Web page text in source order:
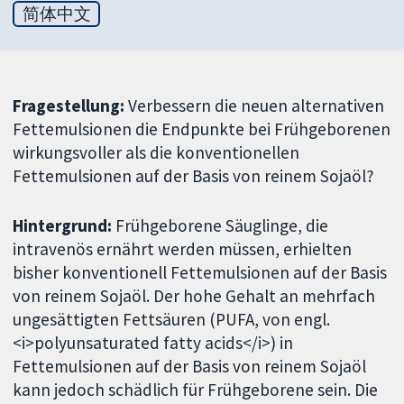
简体中文
Fragestellung:Verbessern die neuen alternativen
Fettemulsionen die Endpunkte bei Frühgeborenen
wirkungsvoller als die konventionellen
Fettemulsionen auf der Basis von reinem Sojaöl?
Hintergrund: Frühgeborene Säuglinge, die
intravenös ernährt werden müssen, erhielten
bisher konventionell Fettemulsionen auf der Basis
von reinem Sojaöl. Der hohe Gehalt an mehrfach
ungesättigten Fettsäuren (PUFA, von engl.
<i>polyunsaturated fatty acids</i>) in
Fettemulsionen auf der Basis von reinem Sojaöl
kann jedoch schädlich für Frühgeborene sein. Die